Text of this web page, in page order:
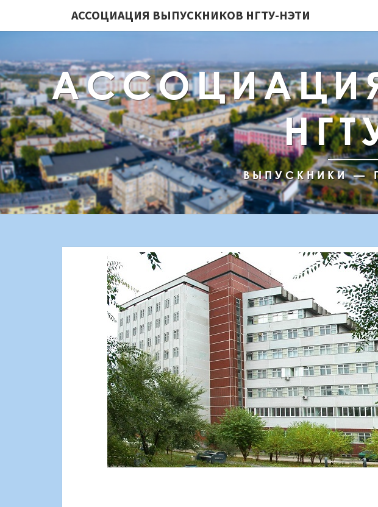
АССОЦИАЦИЯ ВЫПУСКНИКОВ НГТУ-НЭТИ
ВЫПУСКНИКИ —